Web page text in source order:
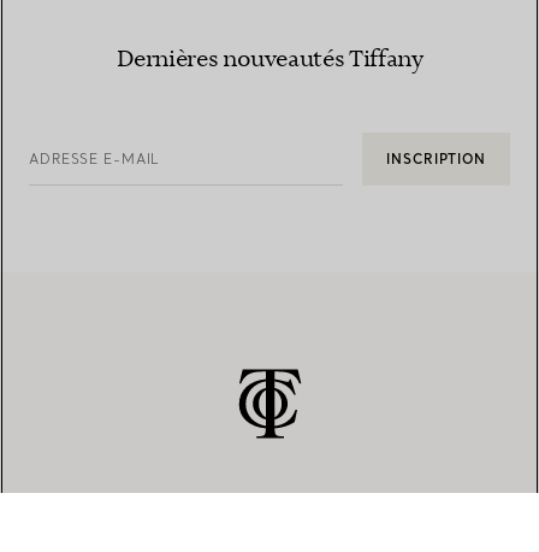
Dernières nouveautés Tiffany
ADRESSE E-MAIL INSCRIPTION